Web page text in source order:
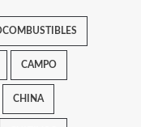
CAMPO
CHINA